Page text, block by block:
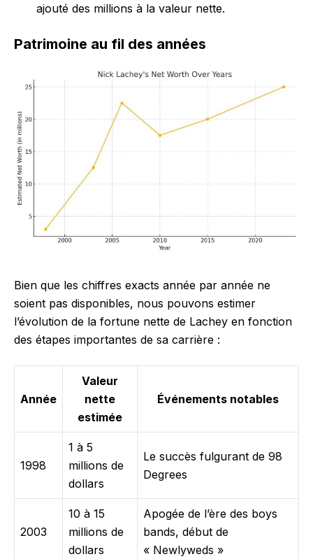
ajouté des millions à la valeur nette.
Patrimoine au fil des années
Bien que les chiffres exacts année par année ne
soient pas disponibles, nous pouvons estimer
l’évolution de la fortune nette de Lachey en fonction
des étapes importantes de sa carrière :
Année
Valeur
nette
estimée
Événements notables
1998
1 à 5
millions de
dollars
Le succès fulgurant de 98
Degrees
2003
10 à 15
millions de
dollars
Apogée de l’ère des boys
bands, début de
« Newlyweds »